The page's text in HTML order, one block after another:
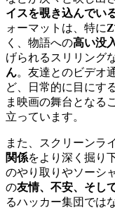
イスを覗き込んでい
ォーマットは、特に
く、物語への高い没
げられるスリリング
ん。友達とのビデオ
ど、日常的に目にす
ま映画の舞台となる
立っています。
また、スクリーンラ
関係をより深く掘り
のやり取りやソーシ
の友情、不安、そし
るハッカー集団では